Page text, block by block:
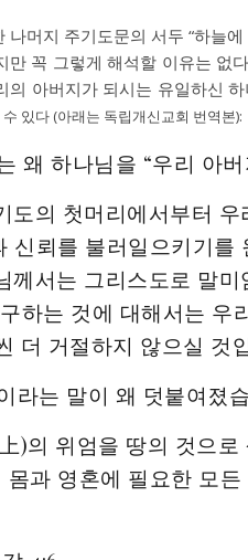
머지 주기도문의 서두 “하늘
꼭 그렇게 해석할 이유는 없
의 아버지가 되시는 유일하신
있다 (아래는 독립개신교회 번역본):
왜 하나님을 “우리 아
도의 첫머리에서부터
신뢰를 불러일으키기를
께서는 그리스도로 말
하는 것에 대해서는 우
더 거절하지 않으실 것
라는 말이 왜 덧붙여졌
)의 위엄을 땅의 것으
과 영혼에 필요한 모